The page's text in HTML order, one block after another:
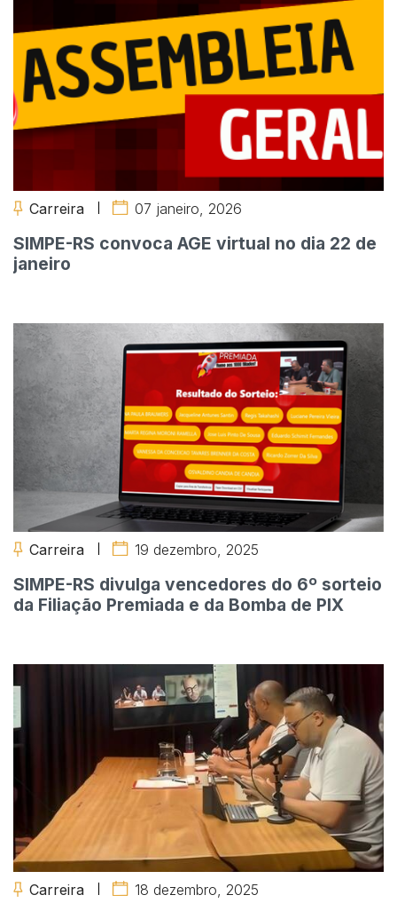
Carreira 07 janeiro, 2026
SIMPE-RS convoca AGE virtual no dia 22 de
janeiro
Carreira 19 dezembro, 2025
SIMPE-RS divulga vencedores do 6º sorteio
da Filiação Premiada e da Bomba de PIX
Carreira 18 dezembro, 2025